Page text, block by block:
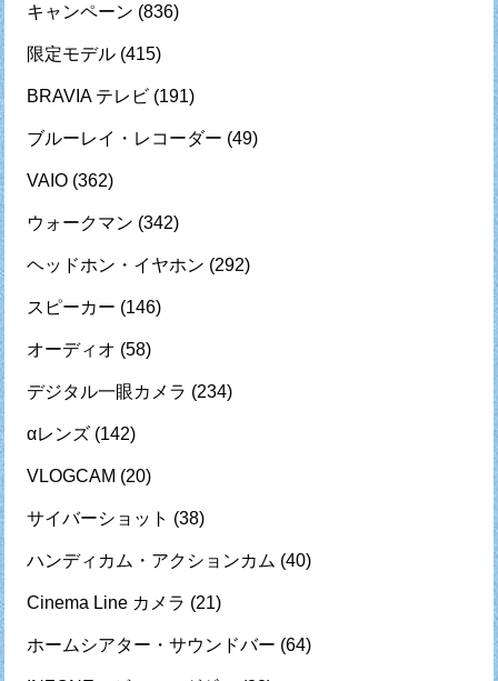
キャンペーン (836)
限定モデル (415)
BRAVIA テレビ (191)
ブルーレイ・レコーダー (49)
VAIO (362)
ウォークマン (342)
ヘッドホン・イヤホン (292)
スピーカー (146)
オーディオ (58)
デジタル一眼カメラ (234)
αレンズ (142)
VLOGCAM (20)
サイバーショット (38)
ハンディカム・アクションカム (40)
Cinema Line カメラ (21)
ホームシアター・サウンドバー (64)